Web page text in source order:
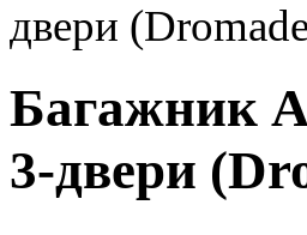
двери
Багажник
3-двери